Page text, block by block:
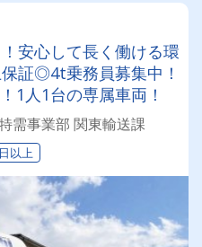
安心して長く働ける環
証◎4t乗務員募集中！
1人1台の専属車両！
需事業部 関東輸送課
以上